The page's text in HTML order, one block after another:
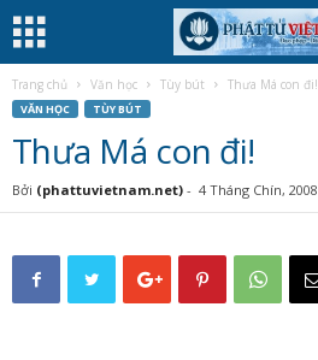
Trang chủ Văn học Tùy bút Thưa Má con đi!
VĂN HỌC TÙY BÚT
Thưa Má con đi!
Bởi (phattuvietnam.net) - 4 Tháng Chín, 2008